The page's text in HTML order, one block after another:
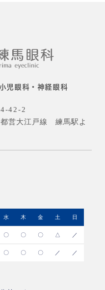
児眼科・神経眼科
42-2
営大江戸線 練馬駅よ
水 木 金 土 日
〇 〇 〇 △ ／
〇 〇 〇 ／ ／